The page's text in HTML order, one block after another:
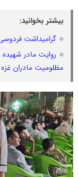
بیشتر بخوانید:
گرامیداشت
روایت مادر شهیده
مظلومیت مادران غزه